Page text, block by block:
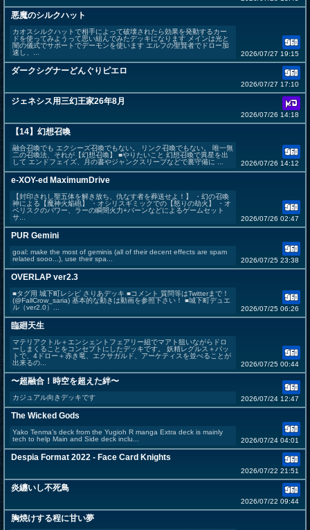
悪魔のシルクハット
カオスシルクハットで相手によって破壊されたら効果を発動するカー
ドを使ってみようって思い組んでみたデッキになります メインは光と
闇の儀式でサポートでデーモンを使います エルフの聖賢者でドロー加
速し、...
2026/07/27 19:15
ダークシグナーどんぐりピエロ
2026/07/27 17:10
ジェネシス用三幻王家26年8月
2026/07/26 14:18
【14】幻想召喚
融合召喚でも エクシーズ召喚でもない。 リンク召喚でもない。 唯一無
二の召喚法、それが【幻想召喚】 ■やりたいこと 幻想召喚で異星を出
して エンドフェイズ、月の書やジャンクスリープなどで裏守備に ...
2026/07/26 14:12
e-XOY-ed MaximumDrive
【封印されし聖五体を解き放ち、仇なす者を葬送せよ！】 ・幻の召喚
神による【魔神火焔砲】 ・オシリスギミックでの【怒りの劫火】 ・オ
ベリスクのパワー、ラーの瞬間火力+バーンなどによるゲームセット
サ...
2026/07/26 02:47
PUR Gemini
goal: make the most of geminis (all of their decent effects are spam
related sooo...), use their spa...
2026/07/25 23:38
OVERLAP ver2.3
■タグ用 城下町レシピ さりあデッキ ■コメント 質問等はTwitterまで！
(@FallCrow_saria) 基本的な動きは動画を参照下さい！ ■城下町デュエ
ル（ver2.0）...
2026/07/25 06:26
臨廻天生
マテリアクトル＋エンシェントフェアリー組でマアト狙いながらドロ
ーしまくることをコンセプトにしたデッキです。 妖精レグルス＋バッ
トで、4ドロー＋赤き竜、エクサガルド、アーケティスを並べることが
出来るの...
2026/07/25 00:44
〜超融合！時空を超えた絆〜
カジュアル向きデッキです 2026/07/24 12:47
The Wicked Gods
Yako Tenma’s deck from the Yugioh R manga Extra deck is mainly
tech to help Main and Side deck inclu...
2026/07/24 04:01
Despia Format 2022 - Face Card Knights
2026/07/22 21:51
炎纏いし不死鳥
2026/07/22 09:44
胸焼けする程に甘い夢